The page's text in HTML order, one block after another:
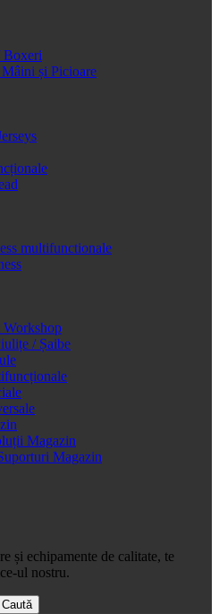
Boxeri
și Picioare
multifunctionale
Workshop
/ Șaibe
Magazin
Magazin
și echipamente de calitate, te
ul nostru.
Caută